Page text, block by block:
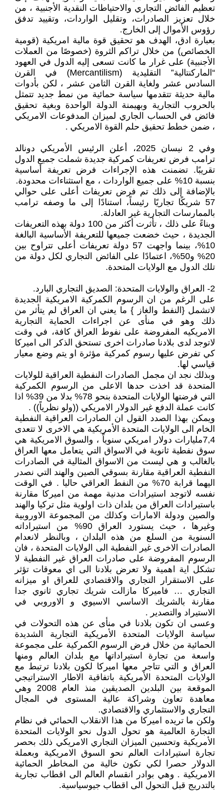
تعظيم الفائض التجاري والاحتياطات النقدية الأجنبية ، من
خلال تعزيز الصادرات، وتقليل الواردات، وتقييد تدفق
رؤوس الأموال إلى الخارج.
بعبارة ادق، الهدف هو تحقيق قوة مالية امريكية (قومية
الخصائص) من خلال تراكم الثروة (خصوصًا من العملات
الأجنبية) على غرار ما كانت تسعى إليه الدول في العهود
“الماركنتالية” التقليدية (Mercantilism) في القرن
السادس عشر ولغاية القرن الثامن عشر ، لكن بأدوات
مالية حديثة تتقدمها سياسة حمائية من نمط جديد تتمثل
بالحروب التجارية وبهيمنة الدولة الواحدة وبغية تحقيق
فائض في الحساب الجاري لميزان المدفوعات الامريكي
، ضمن خطط تحقيق حلم القوة الامريكي .
وفي 2 نيسان 2025، أعلن الرئيس الأمريكي دونالد
ترامب فرض تعريفات كمركية جديدة شملت جميع الدول
تقريبًا. تضمنت هذه الإجراءات فرض تعريفة أساسية
بنسبة 10% على جميع الواردات ، مع استثناءات محدودة.
بالإضافة إلى ذلك تم فرض تعريفات أعلى على حوالي
57 شريكًا تجاريًا رئيساً، استنادًا إلى ما وصفه ترامب
بالممارسات التجارية غير العادلة.
وبناءً على ذلك ، تأثرت أكثر من 100 دولة بهذه التعريفات
الجديدة ، حيث خضعت جميعها للتعريفة الأساسية البالغة
10%، بينما واجهت 57 دولة تعريفات أعلى تتراوح بين
20% و50%، اعتمادًا على الفائض التجاري لكل دولة من
تلك الدول مع الولايات المتحدة.
2- العراق والولايات المتحدة: الصديق التجاري البارد.
على الرغم من ان الرسوم الكمركية الامريكية الجديدة
لاتشمل {النفط والغاز } ما يعني ان العراق لم يتأثر من
ذلك وهو في منأى عن اجراءات الحماية التجارية
الامريكيه المفروضة على نفوط العراق كافة، في وقت
لاتوجد لدى بلادنا صادرات اخرى تستحق الذكر الى اميركا
كي تفرض عليها رسوم كمركية مؤثرة او يتم وضع معيار
قياسي لها.
وبذلك نجد ان مجمل الصادرات النفطية العراقية للولايات
المتحدة قد اخذت حدها الاعلى من الرسوم الكمركية
التي فرضتها الولايات المتحدة بنحو 78% بدلا من 39% اذا
كانت عملة الدفع غير الدولار الامريكي ((ولو نظرياً)) .
ويمكن بهذا الصدد القول ان الصادرات العراقية النفطية
الخام الى الولايات المتحدة الأمريكية هي الاخرى لا تتعدى
7,4مليارات دولار امريكي سنوياً ، والسوق الامريكية هي
سوق نفطية ثانوية في الاسواق التي يتعامل معها العراق
بالغالب و هي ليست من الاسواق المثالية في الصادرات
النفطية العراقية مقارنة بسوقي الصين والهند التي نصدر
اليهما قرابة 70% من النفط العراقي حاليا . في الوقت
نفسه لاتوجد استيرادات مدنية مهمة من اميركا مقارنة
باستيرادات العراق من بلدان ذات اولوية مثل تركيا والهند
والصين ودولة الامارات وكذلك من المجموعة الاوروبية
وغيرها ، حيث يستورد العراق 90% من استيراداته
السنوية من السلع من هذه البلدان ، وبالنظر لانعدام
الصادرات الاخرى غير النفطية الى الولايات المتحدة ، فان
الرسوم المفروضة على صادرات العراق غير النفطية لا
تشكل اية اهمية ولا تعرض بلادنا الى اي معوقات تؤثر
على الاستقرار التجاري والاقتصادي للعراق او ميزانه
التجاري … فاميركا مازالت شريك تجاري ثانوي جدا
مقارنة بالشريك الاساسي الاسيوي و الاوروبي في
الاستيراد والتصدير .
وعسى ان تكون بلادنا في منأى عن هذه التحولات في
سياسة الولايات المتحدة الأمريكية التجارية الشديدة
الحمائية من خلال فرض الرسوم الكمركية على مجموعة
واسعة من تجارة استيراداتها مع بلدان العالم ومنها
العراق و التي تتاجر معها اميركا لكون بلادنا ترتبط مع
الولايات المتحدة الأمريكية باتفاقية الاطار الاستراتيجي
الموقعة بين البلدين الصديقين منذ العام 2008 وهي
معاهدة تعاون وشراكة عالية المستوى في المجال
التجاري والاستثماري والاقتصادي.
ولكن ما تريده اميركا من هذا الانقلاب الحمائي في نظام
التجارة العالمية هو تحول الدول نحو الولايات المتحدة
الأمريكية وتحسين الميزان التجاري الامريكي ذلك بحصر
تجارة استيرادات العالم نحو السوق الامريكية وبعملة
الدولار حصرا لكي تكون خالية من المخاطر الحمائية
الامريكية . وهي بوادر انقسام العالم الى اقطاب تجارية
بالتدريج قبل التحول الى اقطاب جيوسياسية.